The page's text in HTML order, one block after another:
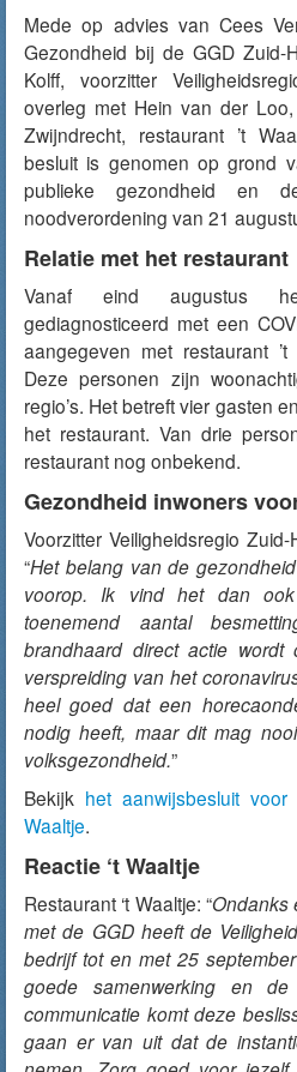
Mede op advies van Cees
Gezondheid bij de GGD Zuid-
Kolff, voorzitter
overleg met Hein van der
Zwijndrecht, restaurant ’t
besluit is genomen op grond
publieke gezondheid en
noodverordening van 21
Relatie met het restaurant
Vanaf eind augustus
gediagnosticeerd met een
aangegeven met restaurant
Deze personen zijn
regio’s. Het betreft vier gasten
het restaurant. Van drie
restaurant nog onbekend.
Gezondheid inwoners
Voorzitter Veiligheidsregio
“Het belang van de
voorop. Ik vind het dan
toenemend aantal
brandhaard direct actie wordt
verspreiding van het
heel goed dat een
nodig heeft, maar dit mag
volksgezondheid.”
Bekijk het aanwijsbesluit
Waaltje.
Reactie ‘t Waaltje
Restaurant ‘t Waaltje: “Ondanks
met de GGD heeft de
bedrijf tot en met 25
goede samenwerking en de
communicatie komt deze
gaan er van uit dat de